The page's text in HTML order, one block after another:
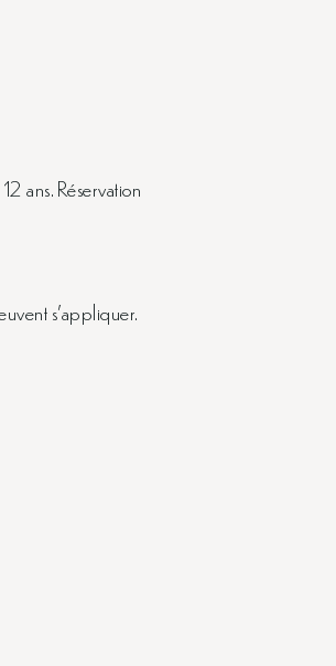
ans. Réservation
s’appliquer.